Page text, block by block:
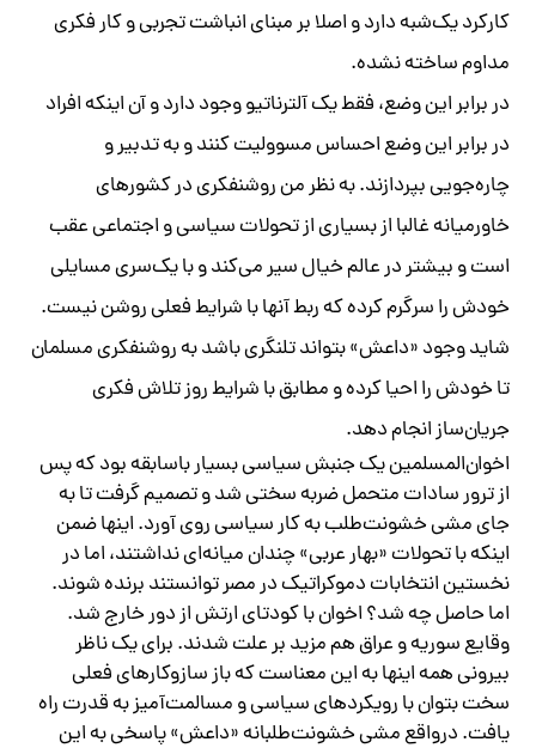
کارکرد یک‌شبه دارد و اصلا بر مبنای انباشت تجربی و کار فکری
مداوم ساخته نشده.
در برابر این وضع، فقط یک آلترناتیو وجود دارد و آن اینکه افراد
در برابر این وضع احساس مسوولیت کنند و به تدبیر و
چاره‌جویی بپردازند. به نظر من روشنفکری در کشورهای
خاورمیانه غالبا از بسیاری از تحولات سیاسی و اجتماعی عقب
است و بیشتر در عالم خیال سیر می‌کند و با یک‌سری مسایلی
خودش را سرگرم کرده که ربط آنها با شرایط فعلی روشن نیست.
شاید وجود «داعش» بتواند تلنگری باشد به روشنفکری مسلمان
تا خودش را احیا کرده و مطابق با شرایط روز تلاش فکری
جریان‌ساز انجام دهد.
اخوان‌المسلمین یک جنبش سیاسی بسیار باسابقه بود که پس
از ترور سادات متحمل ضربه سختی شد و تصمیم گرفت تا به
جای مشی خشونت‌طلب به کار سیاسی روی آورد. اینها ضمن
اینکه با تحولات «بهار عربی» چندان میانه‌ای نداشتند، اما در
نخستین انتخابات دموکراتیک در مصر توانستند برنده شوند.
اما حاصل چه شد؟ اخوان با کودتای ارتش از دور خارج شد.
وقایع سوریه و عراق هم مزید بر علت شدند. برای یک ناظر
بیرونی همه اینها به این معناست که باز سازوکارهای فعلی
سخت بتوان با رویکردهای سیاسی و مسالمت‌آمیز به قدرت راه
یافت. درواقع مشی خشونت‌طلبانه «داعش» پاسخی به این